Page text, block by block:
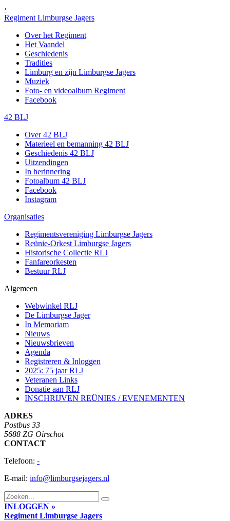
›
Regiment Limburgse Jagers
Over het Regiment
Het Vaandel
Geschiedenis
Tradities
Limburg en zijn Limburgse Jagers
Muziek
Foto- en videoalbum Regiment
Facebook
42 BLJ
Over 42 BLJ
Materieel en bemanning 42 BLJ
Geschiedenis 42 BLJ
Uitzendingen
In herinnering
Fotoalbum 42 BLJ
Facebook
Instagram
Organisaties
Regimentsvereniging Limburgse Jagers
Reünie-Orkest Limburgse Jagers
Historische Collectie RLJ
Fanfareorkesten
Bestuur RLJ
Algemeen
Webwinkel RLJ
De Limburgse Jager
In Memoriam
Nieuws
Nieuwsbrieven
Agenda
Registreren & Inloggen
2025: 75 jaar RLJ
Veteranen Links
Donatie aan RLJ
INSCHRIJVEN REÜNIES / EVENEMENTEN
ADRES
Postbus 33
5688 ZG Oirschot
CONTACT
Telefoon: -
E-mail: info@limburgsejagers.nl
INLOGGEN »
Regiment Limburgse Jagers